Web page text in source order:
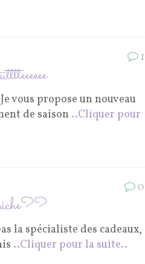
1
vous propose un nouveau
de saison ..Cliquer pour
0
la spécialiste des cadeaux,
..Cliquer pour la suite..